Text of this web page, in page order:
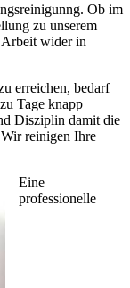
Ob im
zu unserem
Arbeit wider in
erreichen, bedarf
Tage knapp
Disziplin damit die
reinigen Ihre
Eine
professionelle